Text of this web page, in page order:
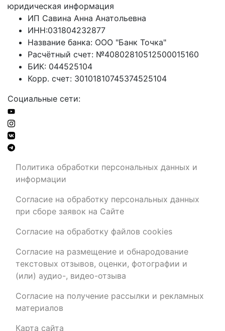
юридическая информация
ИП Савина Анна Анатольевна
ИНН:031804232877
Название банка: ООО "Банк Точка"
Расчётный счет: №40802810512500015160
БИК: 044525104
Корр. счет: 30101810745374525104
Социальные сети:
Политика обработки персональных данных и
информации
Согласие на обработку персональных данных
при сборе заявок на Сайте
Согласие на обработку файлов cookies
Согласие на размещение и обнародование
текстовых отзывов, оценки, фотографии и
(или) аудио-, видео-отзыва
Согласие на получение рассылки и рекламных
материалов
Карта сайта